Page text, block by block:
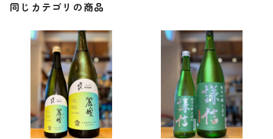
同じカテゴリの商品